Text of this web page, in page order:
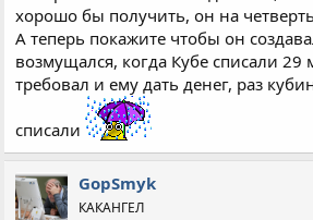
хорошо бы получить, он на
А теперь покажите чтобы он
возмущался, когда Кубе списали 29
требовал и ему дать денег, раз
списали
GopSmyk
КАКАНГЕЛ